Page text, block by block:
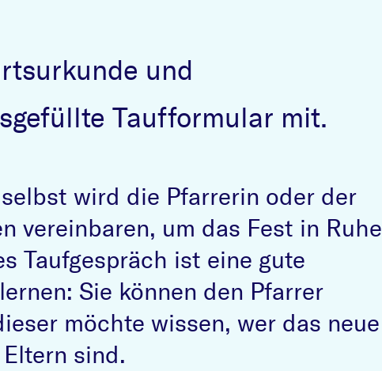
und
Taufformular mit.
wird die Pfarrerin oder der
vereinbaren, um das Fest in Ruhe
Taufgespräch ist eine gute
Sie können den Pfarrer
möchte wissen, wer das neue
sind.